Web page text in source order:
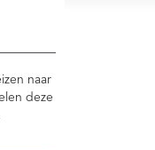
naar
deze